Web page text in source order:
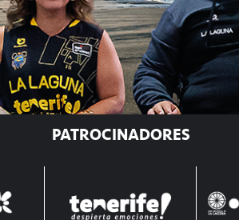
PATROCINADORES